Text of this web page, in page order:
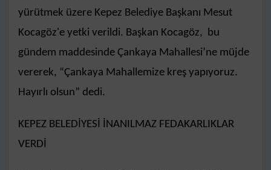
yürütmek üzere Kepez Belediye Başkanı Mesut
Kocagöz'e yetki verildi. Başkan Kocagöz, bu
gündem maddesinde Çankaya Mahallesi’ne müjde
vererek, “Çankaya Mahallemize kreş yapıyoruz.
Hayırlı olsun” dedi.
KEPEZ BELEDİYESİ İNANILMAZ FEDAKARLIKLAR
VERDİ